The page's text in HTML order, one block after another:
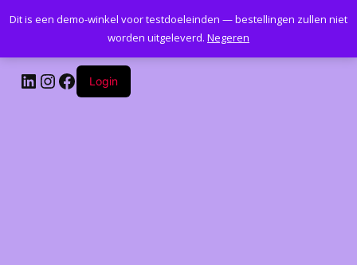
Kantoormeubelenplus.com
LinkedIn
Instagram
Facebook
Login
Dit is een demo-winkel voor testdoeleinden — bestellingen zullen niet
worden uitgeleverd. Negeren